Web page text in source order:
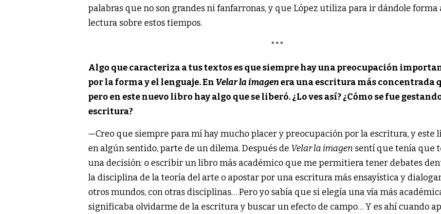
palabras que no son grandes ni fanfarronas, y que López utiliza para ir dándole forma
lectura sobre estos tiempos.
***
Algo que caracteriza a tus textos es que siempre hay una preocupación
por la forma y el lenguaje. En Velar la imagenera una escritura más concentrada
pero en este nuevo libro hay algo que se liberó. ¿Lo ves así? ¿Cómo se fue
escritura?
—Creo que siempre para mí hay mucho placer y preocupación por la escritura, y este
en algún sentido, parte de un dilema. Después de Velar la imagen sentí que tenía que
una decisión: o escribir un libro más académico que me permitiera tener debates
la disciplina de la teoría del arte o apostar por una escritura más ensayística y
otros mundos, con otras disciplinas… Pero yo sabía que si elegía una vía más
significaba olvidarme de la escritura y buscar un efecto de campo… Y es ahí cuando